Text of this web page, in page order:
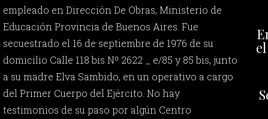
empleado en Dirección De Obras, Ministerio de
Educación Provincia de Buenos Aires. Fue
secuestrado el 16 de septiembre de 1976 de su
domicilio Calle 118 bis Nº 2622 _ e/85 y 85 bis, junto
a su madre Elva Sambido, en un operativo a cargo
del Primer Cuerpo del Ejército. No hay
testimonios de su paso por algún Centro